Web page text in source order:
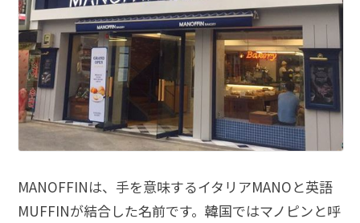
MANOFFINは、手を意味するイタリアMANOと英語
MUFFINが結合した名前です。韓国ではマノピンと呼